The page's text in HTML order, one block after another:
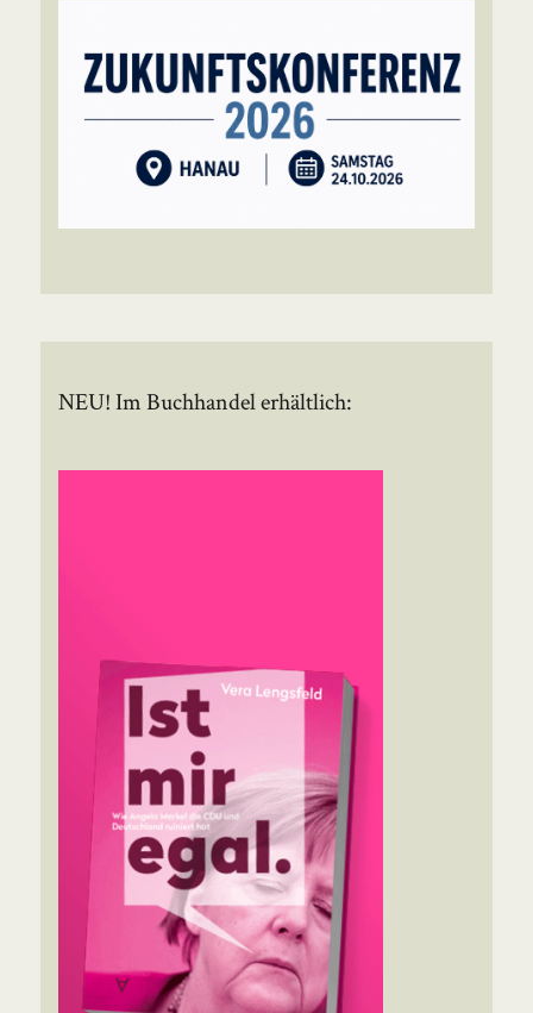
NEU! Im Buchhandel erhältlich: